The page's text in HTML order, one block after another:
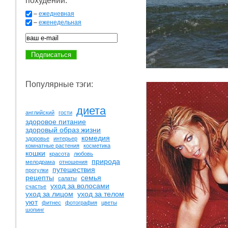
– ежедневная
– еженедельная
Популярные тэги:
английский гости диета
здоровое питание
здоровый образ жизни
здоровье интерьер комедия
комнатные растения косметика
кошки красота
любовь
мелодрама
отношения природа
прогулки
путешествия
рецепты
салаты семья
счастье
уход за волосами
уход за лицом уход за телом
уют
фитнес фотография
цветы
шопинг